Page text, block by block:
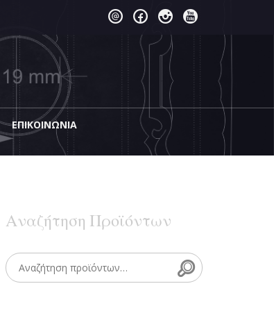
EΠΙΚΟΙΝΩΝΊΑ
Αναζήτηση Προϊόντων
Search for: Search